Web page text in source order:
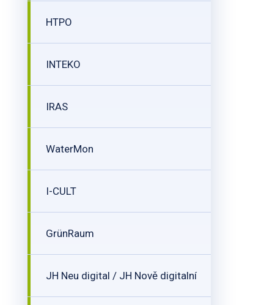
HTPO
INTEKO
IRAS
WaterMon
I-CULT
GrünRaum
JH Neu digital / JH Nově digitalní